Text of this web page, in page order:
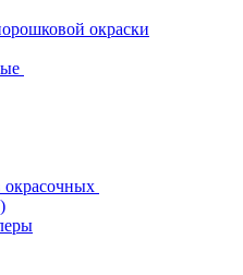
окраски
окрасочных